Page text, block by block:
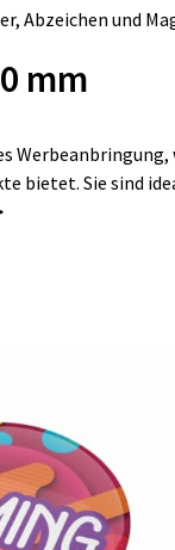
Abzeichen und
mm
Werbeanbringung,
bietet. Sie sind